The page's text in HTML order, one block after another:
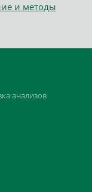
и методы
анализов